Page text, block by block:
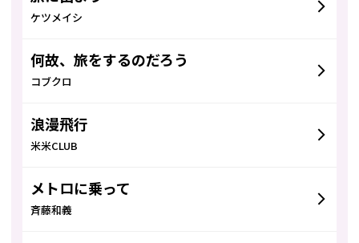
ケツメイシ
何故、旅をするのだろう
コブクロ
浪漫飛行
米米CLUB
メトロに乗って
斉藤和義